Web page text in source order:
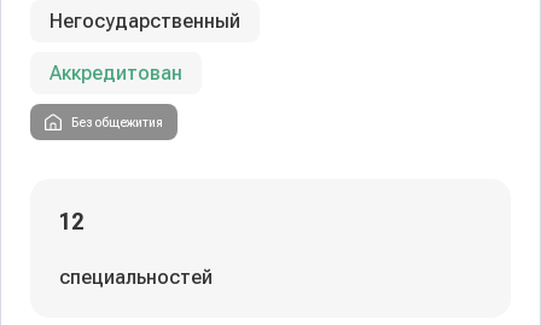
Негосударственный
Аккредитован
Без общежития
12
специальностей